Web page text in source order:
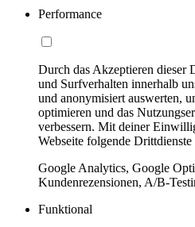
Performance
Durch das Akzeptieren dieser
und Surfverhalten innerhalb
und anonymisiert auswerten,
optimieren und das
verbessern. Mit deiner
Webseite folgende Drittdienste
Google Analytics, Google
Kundenrezensionen, A/B-
Funktional